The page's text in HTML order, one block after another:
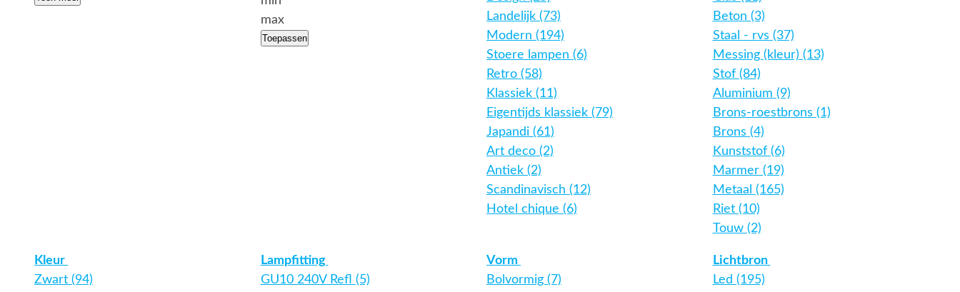
max
Toepassen
Landelijk (73)
Modern (194)
Stoere lampen (6)
Retro (58)
Klassiek (11)
Eigentijds klassiek (79)
Japandi (61)
Art deco (2)
Antiek (2)
Scandinavisch (12)
Hotel chique (6)
Beton (3)
Staal - rvs (37)
Messing (kleur) (13)
Stof (84)
Aluminium (9)
Brons-roestbrons (1)
Brons (4)
Kunststof (6)
Marmer (19)
Metaal (165)
Riet (10)
Touw (2)
Kleur
Zwart (94)
Lampfitting
GU10 240V Refl (5)
Vorm
Bolvormig (7)
Lichtbron
Led (195)